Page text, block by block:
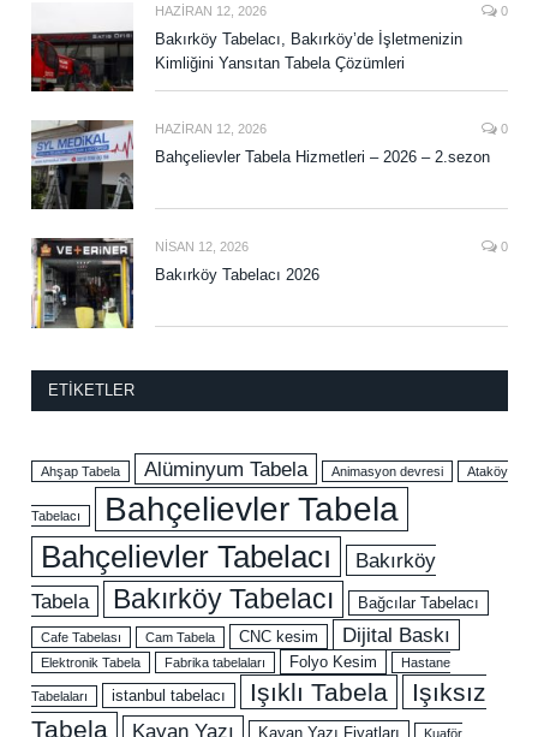
HAZIRAN 12, 2026 0
Bakırköy Tabelacı, Bakırköy’de İşletmenizin
Kimliğini Yansıtan Tabela Çözümleri
HAZIRAN 12, 2026 0
Bahçelievler Tabela Hizmetleri – 2026 – 2.sezon
NISAN 12, 2026 0
Bakırköy Tabelacı 2026
ETIKETLER
Ahşap Tabela Alüminyum Tabela Animasyon devresi Ataköy
Tabelacı Bahçelievler Tabela
Bahçelievler Tabelacı
Bakırköy
Tabela
Bakırköy Tabelacı Bağcılar Tabelacı
Cafe Tabelası Cam Tabela CNC kesim Dijital Baskı
Elektronik Tabela Fabrika tabelaları Folyo Kesim Hastane
Tabelaları istanbul tabelacı Işıklı Tabela
Işıksız
Tabela
Kayan Yazı Kayan Yazı Fiyatları
Kuaför